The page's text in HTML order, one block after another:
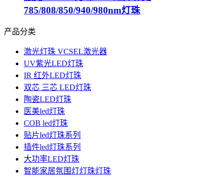
785/808/850/940/980nm灯珠
产品分类
激光灯珠 VCSEL激光器
UV紫光LED灯珠
IR 红外LED灯珠
双芯 三芯 LED灯珠
陶瓷LED灯珠
医美led灯珠
COB led灯珠
贴片led灯珠系列
插件led灯珠系列
大功率LED灯珠
智能家居氛围灯灯珠灯珠